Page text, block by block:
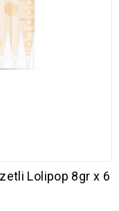
Lolipop 8gr x 6